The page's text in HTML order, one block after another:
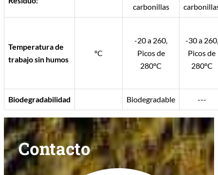
carbonillas
Temperatura de
trabajo sin humos
ºC
-20 a 260,
Picos de
280ºC
-30 a 260,
Picos de
280ºC
Biodegradabilidad Biodegradable ---
Contacto